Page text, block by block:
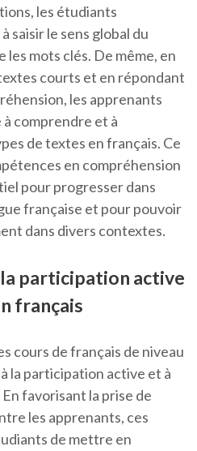
les étudiants
saisir le sens global du
mots clés. De même, en
courts et en répondant
les apprenants
comprendre et à
de textes en français. Ce
en compréhension
pour progresser dans
française et pour pouvoir
dans divers contextes.
participation active
français
cours de français de niveau
la participation active et à
favorisant la prise de
les apprenants, ces
de mettre en